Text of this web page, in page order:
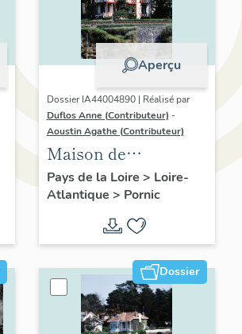
Aperçu
Dossier IA44004890 | Réalisé par
Duflos Anne (Contributeur) -
Aoustin Agathe (Contributeur)
Maison de
villégiature
balnéaire dite Villa
Marguerite puis
Roche Gann
Pays de la Loire > Loire-
Atlantique > Pornic
Dossier